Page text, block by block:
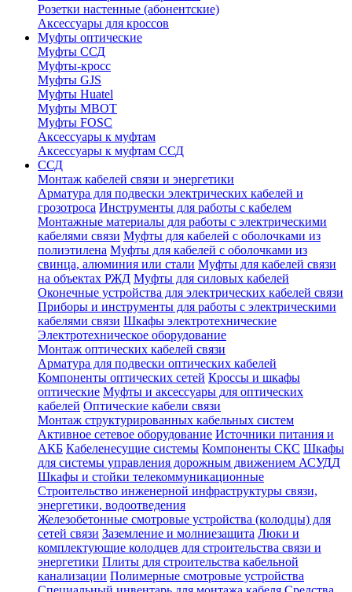
Розетки настенные (абонентские)
Аксессуары для кроссов
Муфты оптические
Муфты ССД
Муфты-кросс
Муфты GJS
Муфты Huatel
Муфты МВОТ
Муфты FOSC
Аксессуары к муфтам
Аксессуары к муфтам ССД
ССД
Монтаж кабелей связи и энергетики
Арматура для подвески электрических кабелей и
грозотроса Инструменты для работы с кабелем
Монтажные материалы для работы с электрическими
кабелями связи Муфты для кабелей с оболочками из
полиэтилена Муфты для кабелей с оболочками из
свинца, алюминия или стали Муфты для кабелей связи
на объектах РЖД Муфты для силовых кабелей
Оконечные устройства для электрических кабелей связи
Приборы и инструменты для работы с электрическими
кабелями связи Шкафы электротехнические
Электротехническое оборудование
Монтаж оптических кабелей связи
Арматура для подвески оптических кабелей
Компоненты оптических сетей Кроссы и шкафы
оптические Муфты и аксессуары для оптических
кабелей Оптические кабели связи
Монтаж структурированных кабельных систем
Активное сетевое оборудование Источники питания и
АКБ Кабеленесущие системы Компоненты СКС Шкафы
для системы управления дорожным движением АСУДД
Шкафы и стойки телекоммуникационные
Строительство инженерной инфраструктуры связи,
энергетики, водоотведения
Железобетонные смотровые устройства (колодцы) для
сетей связи Заземление и молниезащита Люки и
комплектующие колодцев для строительства связи и
энергетики Плиты для строительства кабельной
канализации Полимерные смотровые устройства